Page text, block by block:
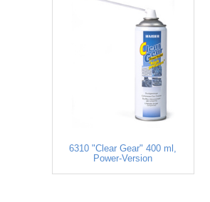
6310 "Clear Gear" 400 ml,
Power-Version